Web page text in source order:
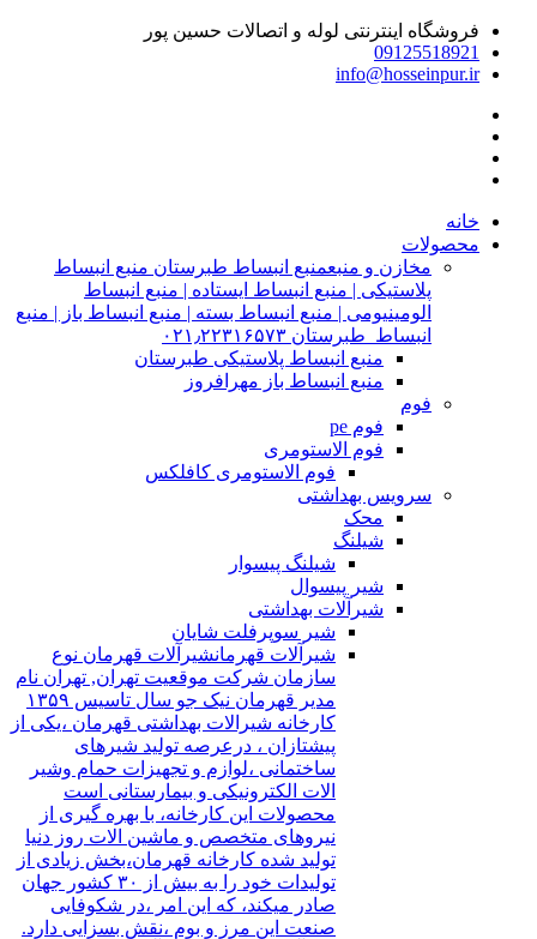
فروشگاه اینترنتی لوله و اتصالات حسین پور
09125518921
info@hosseinpur.ir
خانه
محصولات
مخازن و منبعمنبع انبساط طبرستان منبع انبساط
پلاستیکی | منبع انبساط ایستاده | منبع انبساط
الومینیومی | منبع انبساط بسته | منبع انبساط باز | منبع
انبساط طبرستان ۰۲۱٫۲۲۳۱۶۵۷۳
منبع انبساط پلاستیکی طبرستان
منبع انبساط باز مهرافروز
فوم
فوم pe
فوم الاستومری
فوم الاستومری کافلکس
سرویس بهداشتی
محک
شیلنگ
شیلنگ پیسوار
شیر پیسوال
شیرآلات بهداشتی
شیر سوپرفلت شایان
شیرآلات قهرمانشیرآلات قهرمان نوع
سازمان شرکت موقعیت تهران, تهران نام
مدیر قهرمان نیک جو سال تاسیس ۱۳۵۹
کارخانه شیرالات بهداشتی قهرمان ،یکی از
پیشتازان ، درعرصه تولید شیرهای
ساختمانی ،لوازم و تجهیزات حمام وشیر
الات الکترونیکی و بیمارستانی است
محصولات این کارخانه، با بهره گیری از
نیروهای متخصص و ماشین الات روز دنیا
تولید شده کارخانه قهرمان،بخش زیادی از
تولیدات خود را به بیش از ۳۰ کشور جهان
صادر میکند، که این امر ،در شکوفایی
صنعت این مرز و بوم ،نقش بسزایی دارد.